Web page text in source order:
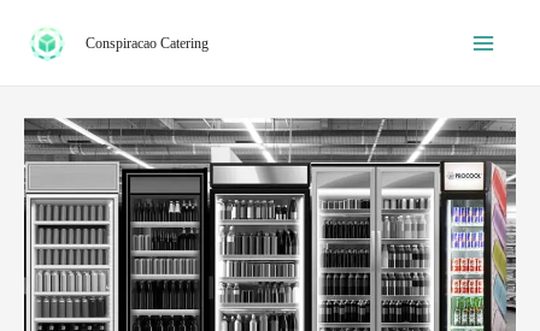
para
conteúdo
Conspiracao Catering